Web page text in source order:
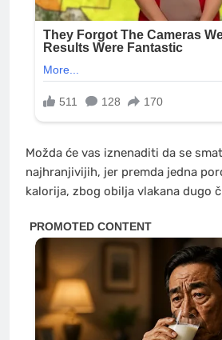
Možda će vas iznenaditi da se
najhranjivijih, jer premda jedna
kalorija, zbog obilja vlakana dugo